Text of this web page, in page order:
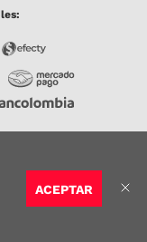
All Rights Reserved. Powered
Certificado:
ACEPTAR